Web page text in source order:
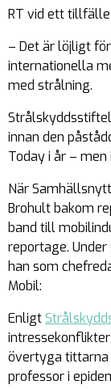
RT vid ett
– Det är löjligt
internationella
med strålning.
innan den
Today i år –
När
Brohult bakom
band till
reportage.
han som
Mobil:
Enligt
övertyga tittarna
professor i